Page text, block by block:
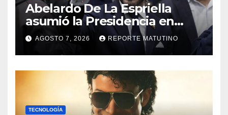
Abelardo De La Espriella
asumió la Presidencia en
medio de una polarización
AGOSTO 7, 2026 REPORTE MATUTINO
TECNOLOGÍA